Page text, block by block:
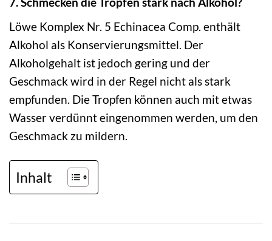
Löwe Komplex Nr. 5 Echinacea Comp. enthält
Alkohol als Konservierungsmittel. Der
Alkoholgehalt ist jedoch gering und der
Geschmack wird in der Regel nicht als stark
empfunden. Die Tropfen können auch mit etwas
Wasser verdünnt eingenommen werden, um den
Geschmack zu mildern.
Inhalt